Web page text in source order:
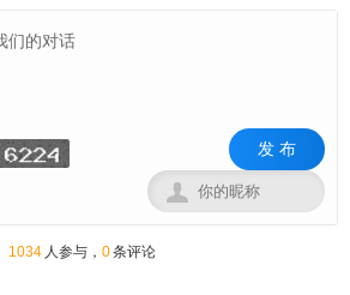
发 布

1034 人参与， 0条评论